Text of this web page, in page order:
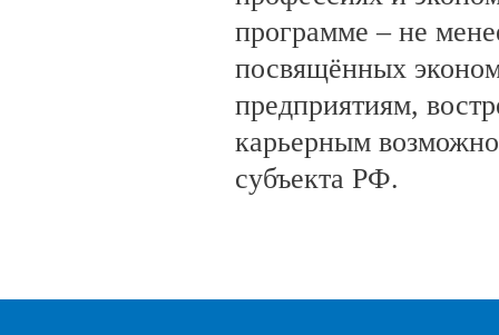
программе – не
посвящённых
предприятиям,
карьерным
субъекта РФ.